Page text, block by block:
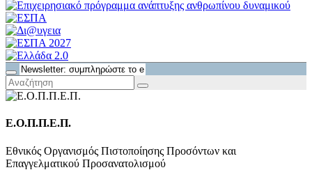
Ε.Ο.Π.Π.Ε.Π.
Εθνικός Οργανισμός Πιστοποίησης Προσόντων και
Επαγγελματικού Προσανατολισμού